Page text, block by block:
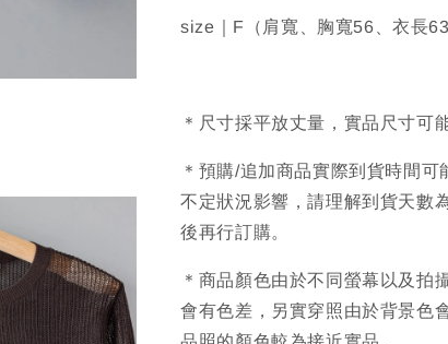
size｜F（肩寬、胸寬56、衣長63
＊尺寸採平放丈量，實品尺寸可
＊預購/追加商品實際到貨時間
不定狀況影響，請理解到貨天數
後再行訂購。
＊商品顏色由於不同螢幕以及拍
會有色差，另實穿照由於背景色